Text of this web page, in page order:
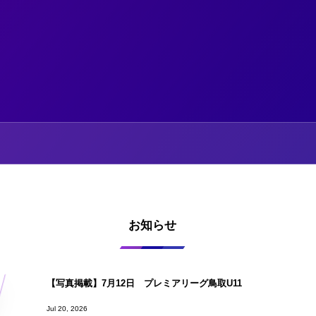
お知らせ
【写真掲載】7月12日 プレミアリーグ鳥取U11
Jul 20, 2026